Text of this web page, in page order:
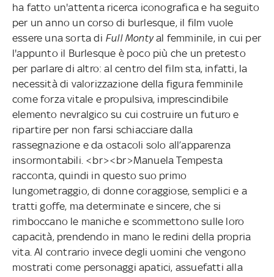
ha fatto un'attenta ricerca iconografica e ha seguito
per un anno un corso di burlesque, il film vuole
essere una sorta di Full Montyal femminile, in cui per
l'appunto il Burlesque è poco più che un pretesto
per parlare di altro: al centro del film sta, infatti, la
necessità di valorizzazione della figura femminile
come forza vitale e propulsiva, imprescindibile
elemento nevralgico su cui costruire un futuro e
ripartire per non farsi schiacciare dalla
rassegnazione e da ostacoli solo all’apparenza
insormontabili. <br><br>Manuela Tempesta
racconta, quindi in questo suo primo
lungometraggio, di donne coraggiose, semplici e a
tratti goffe, ma determinate e sincere, che si
rimboccano le maniche e scommettono sulle loro
capacità, prendendo in mano le redini della propria
vita. Al contrario invece degli uomini che vengono
mostrati come personaggi apatici, assuefatti alla